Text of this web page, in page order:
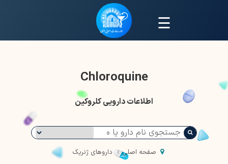
☰
Chloroquine
اطلاعات دارویی کلروکین
صفحه اصلی داروهای ژنریک